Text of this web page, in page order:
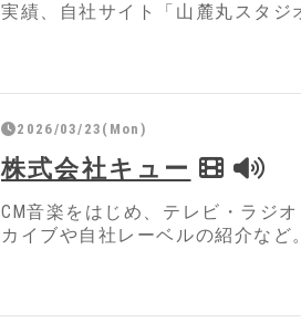
実績、自社サイト「山麓丸スタジ
2026/03/23(Mon)
株式会社キュー
CM音楽をはじめ、テレビ・ラジ
カイブや自社レーベルの紹介など。